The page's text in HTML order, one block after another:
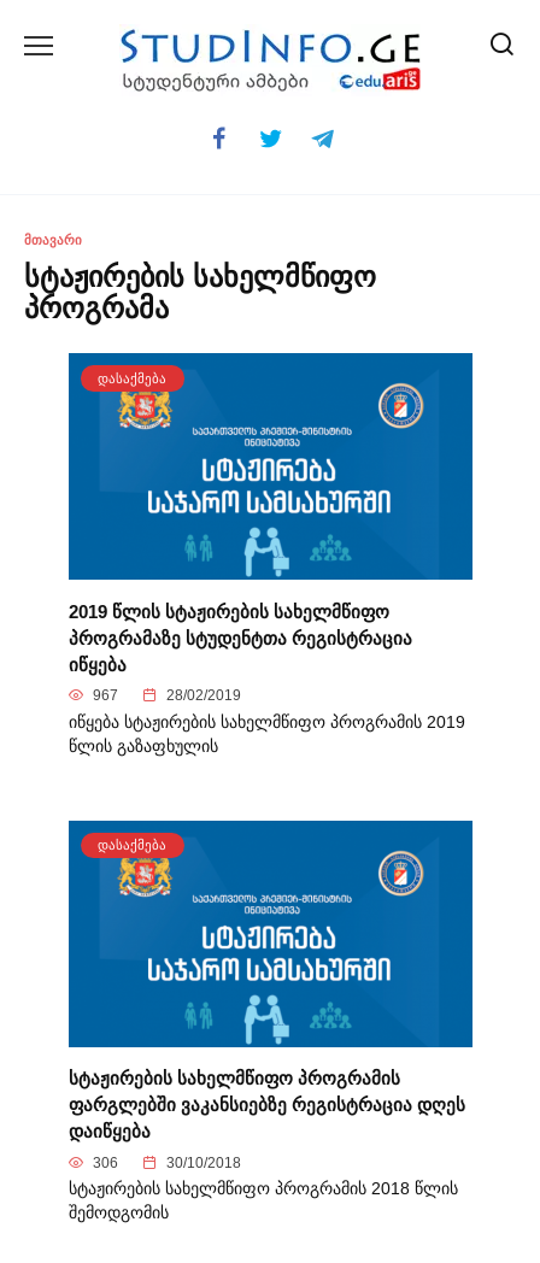
ᲛᲗᲐᲕᲐᲠᲘ
სტაჟირების სახელმწიფო
პროგრამა
ᲓᲐᲡᲐᲥᲛᲔᲑᲐ
2019 წლის სტაჟირების სახელმწიფო
პროგრამაზე სტუდენტთა რეგისტრაცია
იწყება
967 28/02/2019
იწყება სტაჟირების სახელმწიფო პროგრამის 2019
წლის გაზაფხულის
ᲓᲐᲡᲐᲥᲛᲔᲑᲐ
სტაჟირების სახელმწიფო პროგრამის
ფარგლებში ვაკანსიებზე რეგისტრაცია დღეს
დაიწყება
306 30/10/2018
სტაჟირების სახელმწიფო პროგრამის 2018 წლის
შემოდგომის